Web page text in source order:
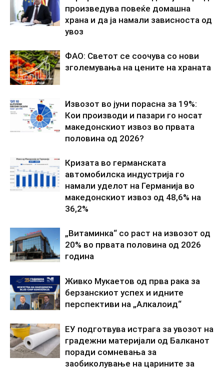
произведува повеќе домашна
храна и да ја намали зависноста од
увоз
ФАО: Светот се соочува со нови
зголемувања на цените на храната
Извозот во јуни порасна за 19%:
Кои производи и пазари го носат
македонскиот извоз во првата
половина од 2026?
Кризата во германската
автомобилска индустрија го
намали уделот на Германија во
македонскиот извоз од 48,6% на
36,2%
„Витаминка“ со раст на извозот од
20% во првата половина од 2026
година
Живко Мукаетов од прва рака за
берзанскиот успех и идните
перспективи на „Алкалоид“
ЕУ подготвува истрага за увозот на
градежни материјали од Балканот
поради сомневања за
заобиколување на царините за